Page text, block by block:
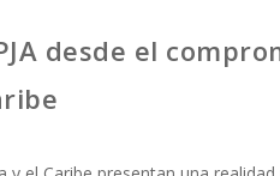
desde el